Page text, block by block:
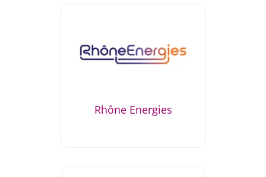
Rhône Energies